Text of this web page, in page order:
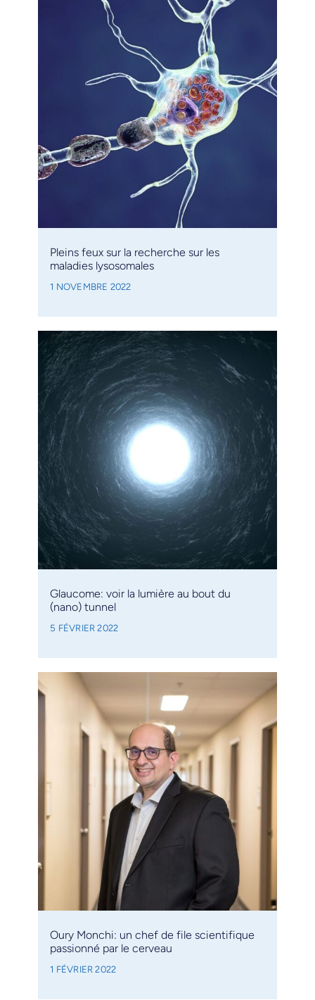
Pleins feux sur la recherche sur les
maladies lysosomales
1 NOVEMBRE 2022
Glaucome: voir la lumière au bout du
(nano) tunnel
5 FÉVRIER 2022
Oury Monchi: un chef de file scientifique
passionné par le cerveau
1 FÉVRIER 2022